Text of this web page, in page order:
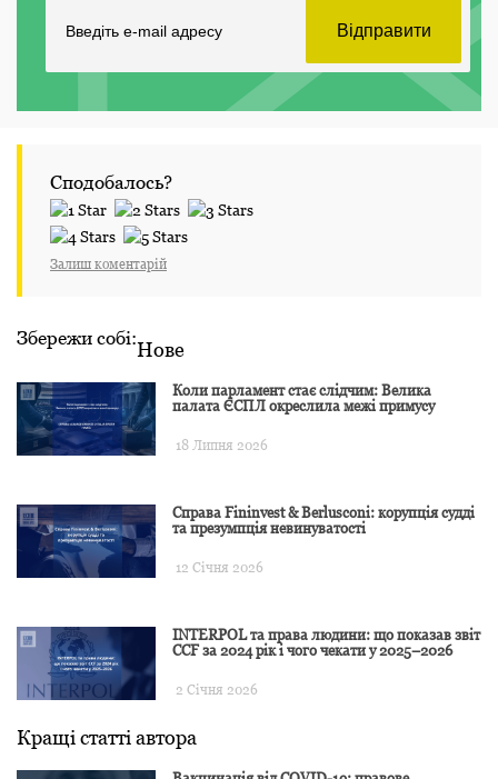
Сподобалось?
Залиш коментарій
Збережи собі:Нове
Коли парламент стає слідчим: Велика
палата ЄСПЛ окреслила межі примусу
18 Липня 2026
Справа Fininvest & Berlusconi: корупція судді
та презумпція невинуватості
12 Січня 2026
INTERPOL та права людини: що показав звіт
CCF за 2024 рік і чого чекати у 2025–2026
2 Січня 2026
Кращі статті автора